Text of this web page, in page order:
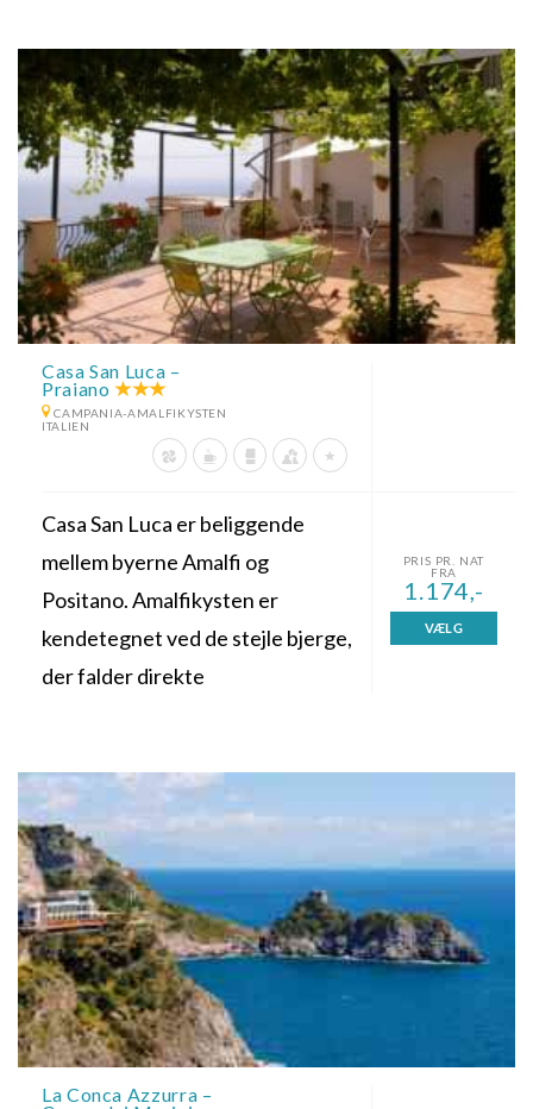
Casa San Luca –
Praiano
CAMPANIA-AMALFIKYSTEN
ITALIEN
Casa San Luca er beliggende
mellem byerne Amalfi og
Positano. Amalfikysten er
kendetegnet ved de stejle bjerge,
der falder direkte
PRIS PR. NAT
FRA
1.174,-
VÆLG
La Conca Azzurra –